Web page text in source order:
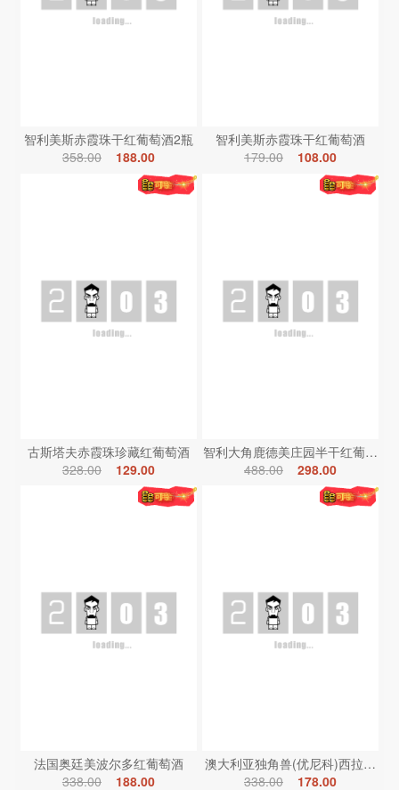
智利美斯赤霞珠干红葡萄酒2瓶
358.00
188.00
智利美斯赤霞珠干红葡萄酒
179.00
108.00
古斯塔夫赤霞珠珍藏红葡萄酒
328.00
129.00
智利大角鹿德美庄园半干红葡萄酒
488.00
298.00
法国奥廷美波尔多红葡萄酒
338.00
188.00
澳大利亚独角兽(优尼科)西拉红葡
338.00
178.00